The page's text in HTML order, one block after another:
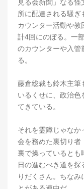
見る会新聞」なる
所に配達される騒ぎ
カウンター活動や
計4回にのぼる。一
のカウンターや入管
る。
藤倉総裁も鈴木主筆
いるくせに、政治色
てきている。
それを霊障じゃなか
会を務めた裏切り者
裏で操っているとも
日の進むべき道を
りだくさん。ちなみ